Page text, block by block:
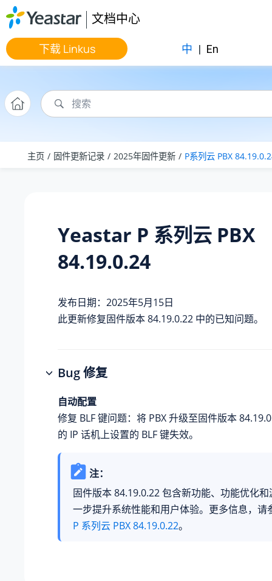
跳转到主要内容
文档中心
下载 Linkus 中 | En
主页 固件更新记录 2025年固件更新 P系列云 PBX
Yeastar P 系列云 PBX
84.19.0.24
发布日期：2025年5月15日
此更新修复固件版本 84.19.0.22 中的已知问题。
Bug 修复
自动配置
修复 BLF 键问题：将 PBX 升级至固件版本
的 IP 话机上设置的 BLF 键失效。
注：
固件版本 84.19.0.22 包含新功能、功能优化
一步提升系统性能和用户体验。更多信息，请
P 系列云 PBX 84.19.0.22。